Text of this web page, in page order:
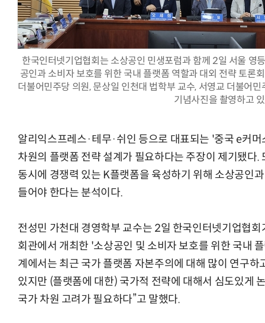
한국인터넷기업협회는 소상공인 민생포럼과 함께 2일 서울 영
공인과 소비자 보호를 위한 국내 플랫폼 역할과 대외 전략 토론
더불어민주당 의원, 문상일 인천대 법학부 교수, 서영교 더불어
기념사진을 촬영하고
알리익스프레스·테무·쉬인 등으로 대표되는 '중국 e커
차원의 플랫폼 전략 설계가 필요하다는 주장이 제기됐다
동시에 경쟁력 있는 K플랫폼을 육성하기 위해 소상공인
들어야 한다는 분석이다.
전성민 가천대 경영학부 교수는 2일 한국인터넷기업협
회관에서 개최한 '소상공인 및 소비자 보호를 위한 국내
계에서는 최근 국가 플랫폼 자본주의에 대해 많이 연구하
있지만 (플랫폼에 대한) 국가적 전략에 대해서 심도있게
국가 차원 고려가 필요하다”고 말했다.
AI Native Enterprise를 지원하는 AI Ready Data